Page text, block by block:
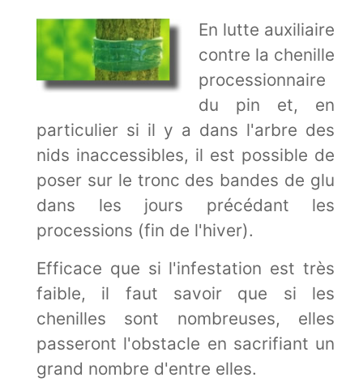
En lutte auxiliaire
contre la chenille
processionnaire
du pin et, en
particulier si il y a dans l'arbre des
nids inaccessibles, il est possible de
poser sur le tronc des bandes de glu
dans les jours précédant les
processions (fin de l'hiver).
Efficace que si l'infestation est très
faible, il faut savoir que si les
chenilles sont nombreuses, elles
passeront l'obstacle en sacrifiant un
grand nombre d'entre elles.